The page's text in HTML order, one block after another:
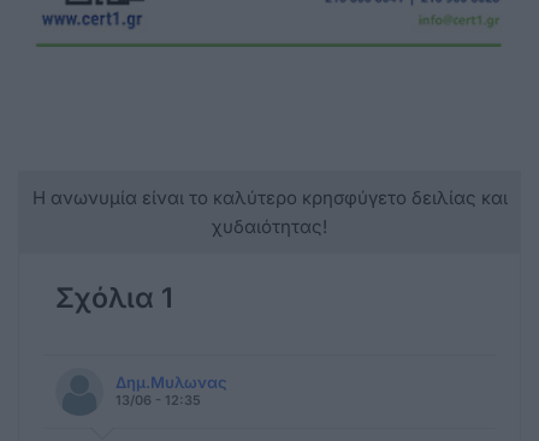
Η ανωνυμία είναι το καλύτερο κρησφύγετο δειλίας και
χυδαιότητας!
Σχόλια 1
Δημ.Μυλωνας
13/06 - 12:35